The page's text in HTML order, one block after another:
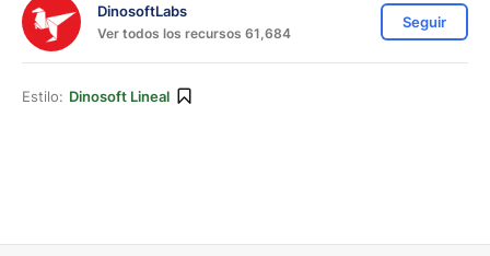
DinosoftLabs
Ver todos los recursos 61,684
Seguir
Estilo: Dinosoft Lineal